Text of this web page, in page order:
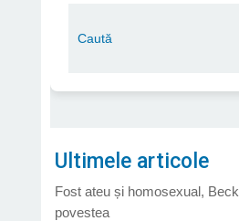
Ultimele articole
Fost ateu și homosexual,
povestea